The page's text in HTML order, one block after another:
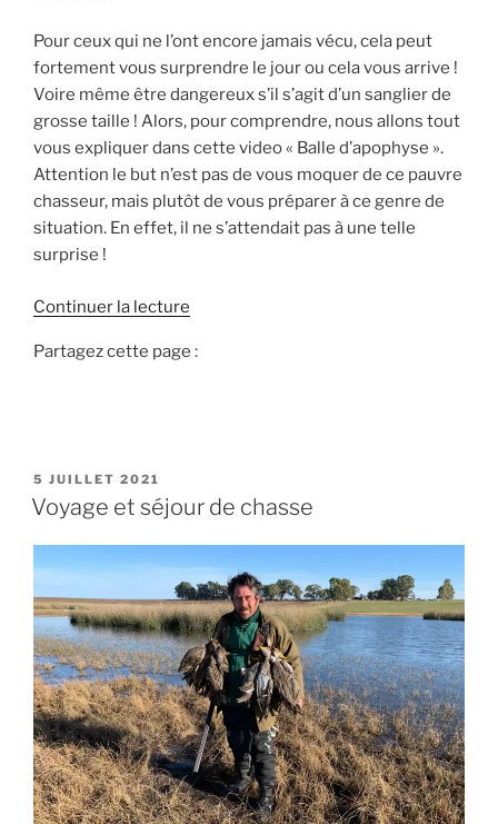
Pour ceux qui ne l’ont encore jamais vécu, cela peut
fortement vous surprendre le jour ou cela vous arrive !
Voire même être dangereux s’il s’agit d’un sanglier de
grosse taille ! Alors, pour comprendre, nous allons tout
vous expliquer dans cette video « Balle d’apophyse ».
Attention le but n’est pas de vous moquer de ce pauvre
chasseur, mais plutôt de vous préparer à ce genre de
situation. En effet, il ne s’attendait pas à une telle
surprise !
Continuer la lecture
«
e
d
’
a
p
o
p
h
y
s
e
Partagez cette page :
P
U
B
L
E
5 JUILLET 2021
Voyage et séjour de chasse